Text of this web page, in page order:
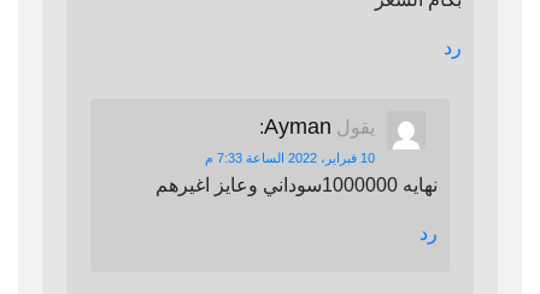
رد
يقول Ayman
:
10 فبراير، 2022 الساعة 7:33 م
نهايه 1000000سوداني وعايز اغيرهم
رد